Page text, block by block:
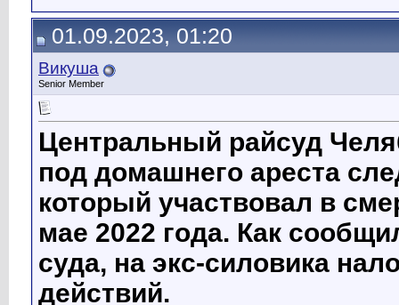
01.09.2023, 01:20
Викуша
Senior Member
Центральный райсуд
под домашнего ареста
который участвовал в
мае 2022 года. Как
суда, на экс-силовика
действий.